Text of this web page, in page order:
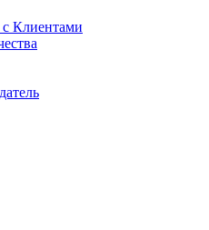
Клиентами